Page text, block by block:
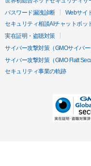
パスワード漏洩診断
Webサイ
セキュリティ相談AIチャットボッ
実在証明・盗聴対策
サイバー攻撃対策（GMOサイバー
サイバー攻撃対策（GMO Flatt
セキュリティ事業の軌跡